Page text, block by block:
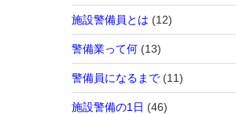
施設警備員とは (12)
警備業って何(13)
警備員になるまで(11)
施設警備の1日 (46)